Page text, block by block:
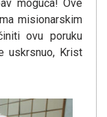
moguća! Ove
misionarskim
ovu poruku
uskrsnuo, Krist